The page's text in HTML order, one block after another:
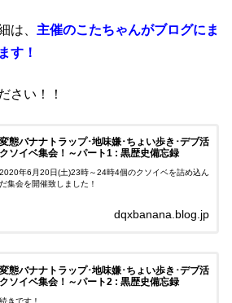
は、 主催のこたちゃんがブログにま
す！
さい！！
変態バナナトラップ･地味嫌･ちょい歩き･デブ活
クソイベ集会！～パート1 : 黒歴史備忘録
2020年6月20日(土)23時～24時4個のクソイベを詰め込ん
だ集会を開催致しました！
dqxbanana.blog.jp
変態バナナトラップ･地味嫌･ちょい歩き･デブ活
クソイベ集会！～パート2 : 黒歴史備忘録
続きです！